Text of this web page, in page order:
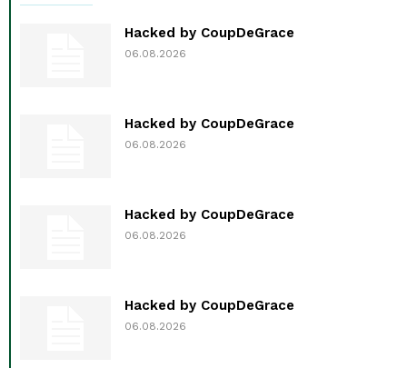
Hacked by CoupDeGrace
06.08.2026
Hacked by CoupDeGrace
06.08.2026
Hacked by CoupDeGrace
06.08.2026
Hacked by CoupDeGrace
06.08.2026